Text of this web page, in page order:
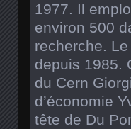
1977. Il
environ 500
recherche.
depuis 1985.
du Cern
d’économie
tête de Du